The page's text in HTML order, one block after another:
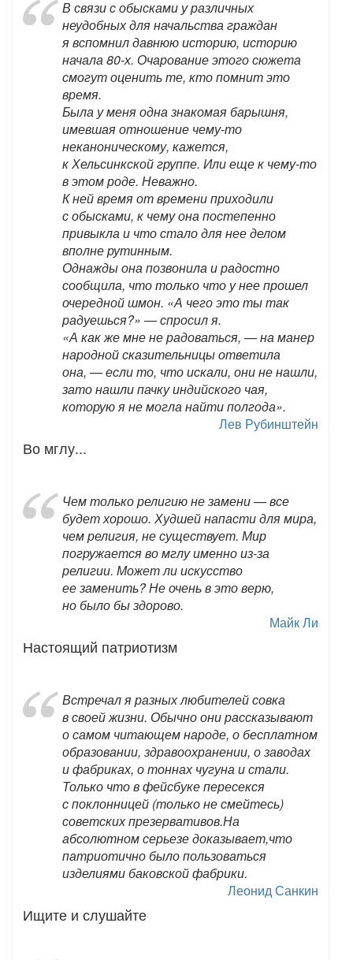
В связи с обысками у различных
неудобных для начальства граждан
я вспомнил давнюю историю, историю
начала 80-х. Очарование этого сюжета
смогут оценить те, кто помнит это
время.
Была у меня одна знакомая барышня,
имевшая отношение чему-то
неканоническому, кажется,
к Хельсинкской группе. Или еще к чему-то
в этом роде. Неважно.
К ней время от времени приходили
с обысками, к чему она постепенно
привыкла и что стало для нее делом
вполне рутинным.
Однажды она позвонила и радостно
сообщила, что только что у нее прошел
очередной шмон. «А чего это ты так
радуешься?» — спросил я.
«А как же мне не радоваться, — на манер
народной сказительницы ответила
она, — если то, что искали, они не нашли,
зато нашли пачку индийского чая,
которую я не могла найти полгода».
Лев Рубинштейн
Во мглу...
Чем только религию не замени — все
будет хорошо. Худшей напасти для мира,
чем религия, не существует. Мир
погружается во мглу именно из-за
религии. Может ли искусство
ее заменить? Не очень в это верю,
но было бы здорово.
Майк Ли
Настоящий патриотизм
Встречал я разных любителей совка
в своей жизни. Обычно они рассказывают
о самом читающем народе, о бесплатном
образовании, здравоохранении, о заводах
и фабриках, о тоннах чугуна и стали.
Только что в фейсбуке пересекся
с поклонницей (только не смейтесь)
советских презервативов.На
абсолютном серьезе доказывает,что
патриотично было пользоваться
изделиями баковской фабрики.
Леонид Санкин
Ищите и слушайте